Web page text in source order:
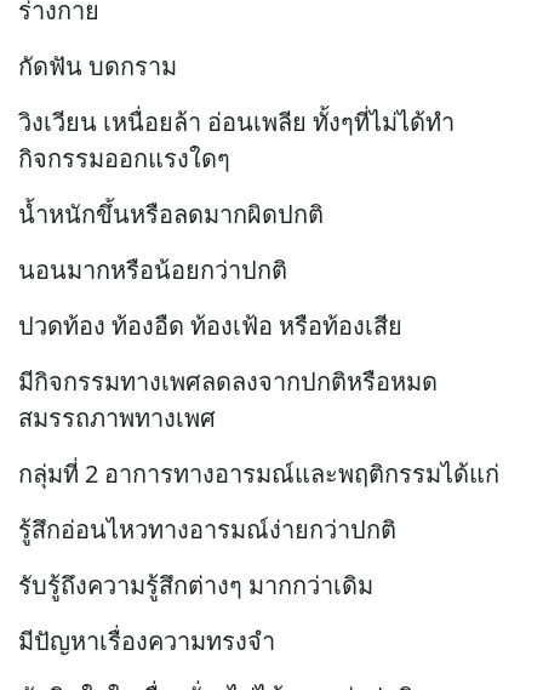
ร่างกาย
กัดฟัน บดกราม
วิงเวียน เหนื่อยล้า อ่อนเพลีย ทั้งๆที่ไม่ได้ทำ
กิจกรรมออกแรงใดๆ
น้ำหนักขึ้นหรือลดมากผิดปกติ
นอนมากหรือน้อยกว่าปกติ
ปวดท้อง ท้องอืด ท้องเฟ้อ หรือท้องเสีย
มีกิจกรรมทางเพศลดลงจากปกติหรือหมด
สมรรถภาพทางเพศ
กลุ่มที่ 2 อาการทางอารมณ์และพฤติกรรมได้แก่
รู้สึกอ่อนไหวทางอารมณ์ง่ายกว่าปกติ
รับรู้ถึงความรู้สึกต่างๆ มากกว่าเดิม
มีปัญหาเรื่องความทรงจำ